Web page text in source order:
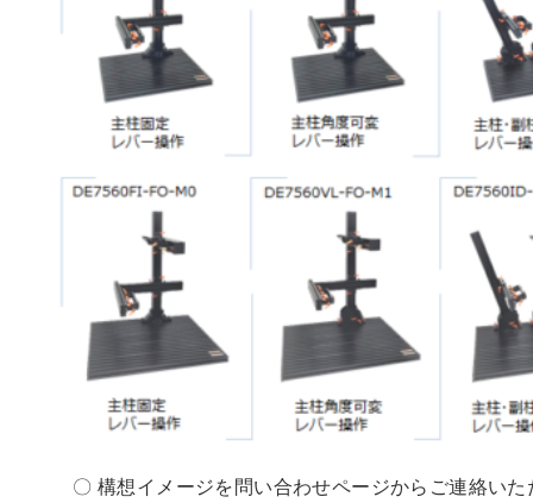
〇 構想イメージを問い合わせページからご連絡い